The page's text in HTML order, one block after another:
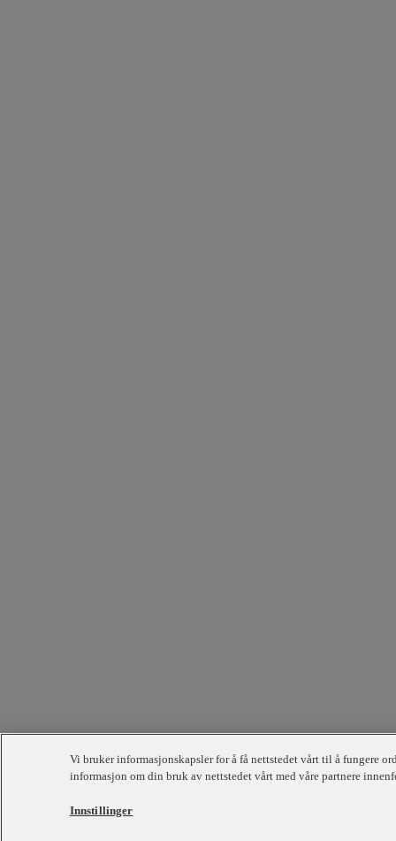
Vi bruker informasjonskapsler for å få nettstedet vårt til å fungere
informasjon om din bruk av nettstedet vårt med våre partnere
Innstillinger